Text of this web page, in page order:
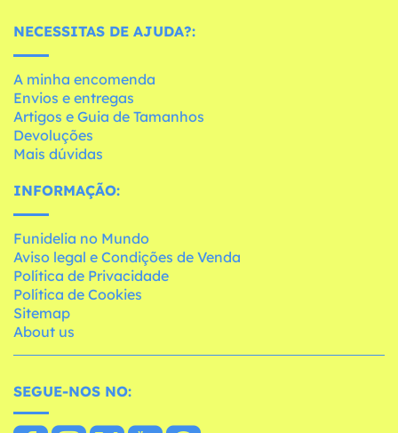
NECESSITAS DE AJUDA?:
A minha encomenda
Envios e entregas
Artigos e Guia de Tamanhos
Devoluções
Mais dúvidas
INFORMAÇÃO:
Funidelia no Mundo
Aviso legal e Condições de Venda
Política de Privacidade
Política de Cookies
Sitemap
About us
SEGUE-NOS NO: